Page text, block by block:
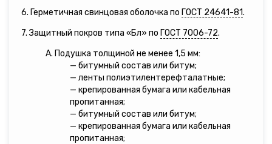
6. Герметичная свинцовая оболочка по ГОСТ 24641-81.
7. Защитный покров типа «Бл» по ГОСТ 7006-72.
А. Подушка толщиной не менее 1,5 мм:
— битумный состав или битум;
— ленты полиэтилентерефталатные;
— крепированная бумага или кабельная
пропитанная;
— битумный состав или битум;
— крепированная бумага или кабельная
пропитанная;